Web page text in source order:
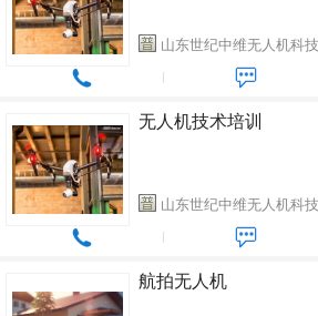
山东世纪中维无人机科
无人机技术培训
山东世纪中维无人机科
航拍无人机